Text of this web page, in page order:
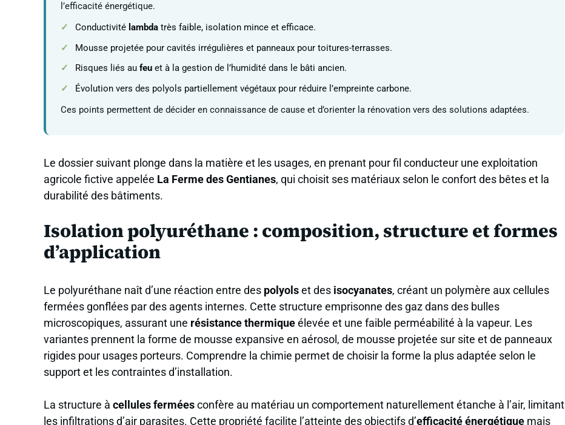
l’efficacité énergétique.
Conductivité lambda très faible, isolation mince et efficace.
Mousse projetée pour cavités irrégulières et panneaux pour toitures-terrasses.
Risques liés au feu et à la gestion de l’humidité dans le bâti ancien.
Évolution vers des polyols partiellement végétaux pour réduire l’empreinte carbone.
Ces points permettent de décider en connaissance de cause et d’orienter la rénovation vers des solutions adaptées.
Le dossier suivant plonge dans la matière et les usages, en prenant pour fil conducteur une exploitation
agricole fictive appelée La Ferme des Gentianes, qui choisit ses matériaux selon le confort des bêtes et la
durabilité des bâtiments.
Isolation polyuréthane : composition, structure et formes
d’application
Le polyuréthane naît d’une réaction entre des polyolset des isocyanates, créant un polymère aux cellules
fermées gonflées par des agents internes. Cette structure emprisonne des gaz dans des bulles
microscopiques, assurant une résistance thermiqueélevée et une faible perméabilité à la vapeur. Les
variantes prennent la forme de mousse expansive en aérosol, de mousse projetée sur site et de panneaux
rigides pour usages porteurs. Comprendre la chimie permet de choisir la forme la plus adaptée selon le
support et les contraintes d’installation.
La structure à cellules ferméesconfère au matériau un comportement naturellement étanche à l’air, limitant
les infiltrations d’air parasites. Cette propriété facilite l’atteinte des objectifs d’efficacité énergétique mais